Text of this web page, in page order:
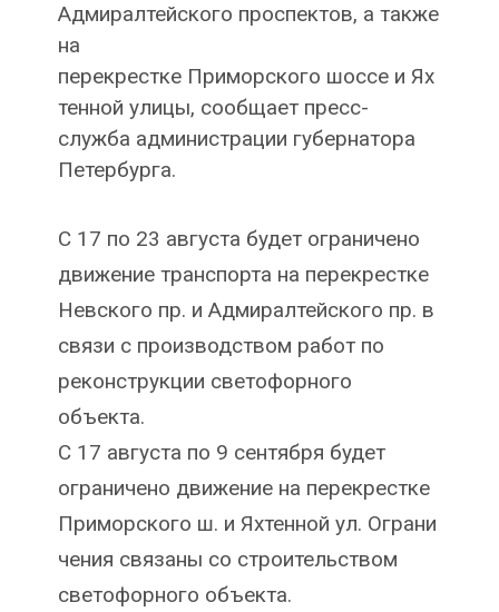
Адмиралтейского проспектов, а также
на
перекрестке Приморского шоссе и Ях
тенной улицы, сообщает пресс-
служба администрации губернатора
Петербурга.
С 17 по 23 августа будет ограничено
движение транспорта на перекрестке
Невского пр. и Адмиралтейского пр. в
связи с производством работ по
реконструкции светофорного
объекта.
С 17 августа по 9 сентября будет
ограничено движение на перекрестке
Приморского ш. и Яхтенной ул. Ограни
чения связаны со строительством
светофорного объекта.